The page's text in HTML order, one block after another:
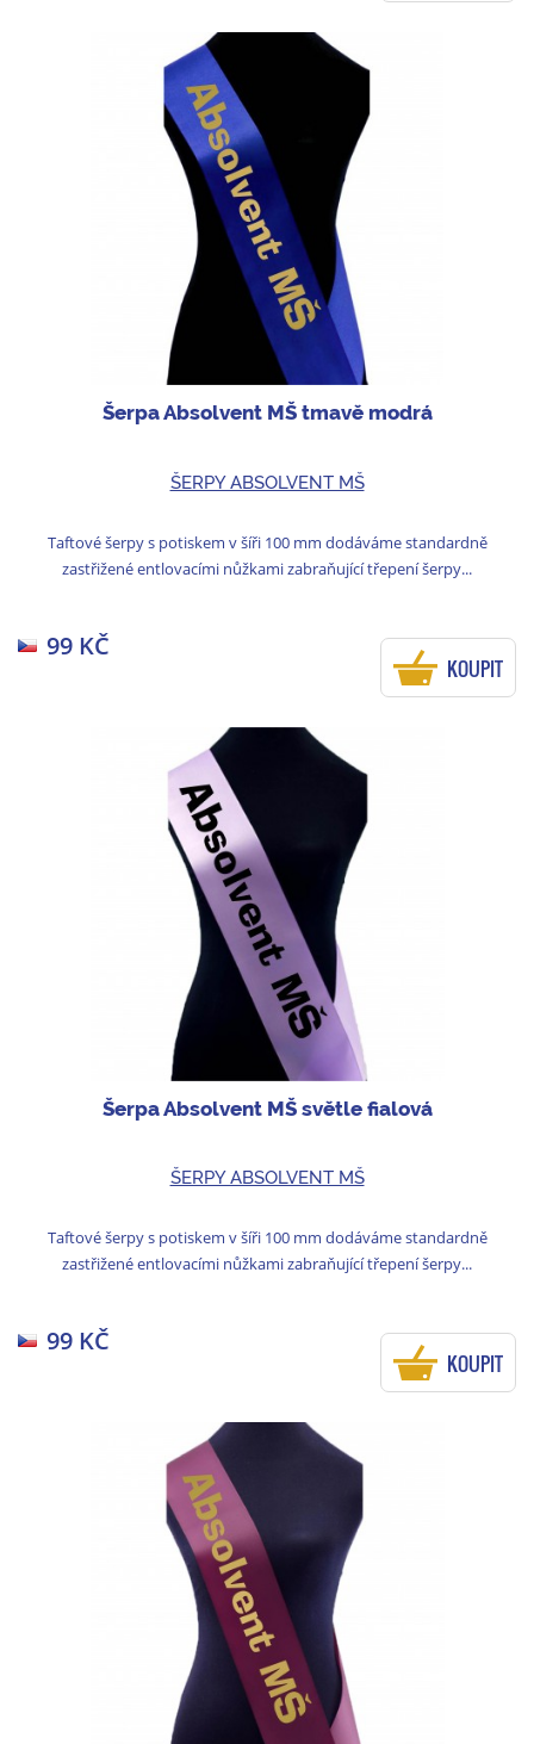
Šerpa Absolvent MŠ tmavě modrá
ŠERPY ABSOLVENT MŠ
Taftové šerpy s potiskem v šíři 100 mm dodáváme standardně
zastřižené entlovacími nůžkami zabraňující třepení šerpy...
99 KČ
KOUPIT
Šerpa Absolvent MŠ světle fialová
ŠERPY ABSOLVENT MŠ
Taftové šerpy s potiskem v šíři 100 mm dodáváme standardně
zastřižené entlovacími nůžkami zabraňující třepení šerpy...
99 KČ
KOUPIT